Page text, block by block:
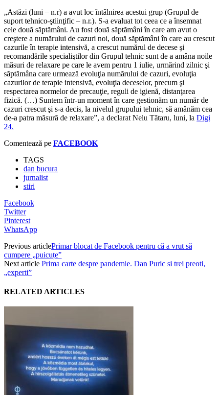
„Astăzi (luni – n.r) a avut loc întâlnirea acestui grup (Grupul de
suport tehnico-ştiinţific – n.r.). S-a evaluat tot ceea ce a însemnat
cele două săptămâni. Au fost două săptămâni în care am avut o
creştere a numărului de cazuri noi, două săptămâni în care au crescut
cazurile în terapie intensivă, a crescut numărul de decese şi
recomandările specialiştilor din Grupul tehnic sunt de a amâna noile
măsuri de relaxare pe care le avem pentru 1 iulie, urmărind zilnic şi
săptămâna care urmează evoluţia numărului de cazuri, evoluţia
cazurilor de terapie intensivă, evoluţia deceselor, precum şi
respectarea normelor de precauţie, reguli de igienă, distanţarea
fizică. (…) Suntem într-un moment în care gestionăm un număr de
cazuri crescut şi s-a decis, la nivelul grupului tehnic, să amânăm cea
de-a patra măsură de relaxare”, a declarat Nelu Tătaru, luni, la Digi
24.
Comentează pe FACEBOOK
TAGS
dan bucura
jurnalist
stiri
Facebook
Twitter
Pinterest
WhatsApp
Previous articlePrimar blocat de Facebook pentru că a vrut să
cumpere „puicuțe”
Next article Prima carte despre pandemie. Dan Puric si trei preoti,
„experti”
RELATED ARTICLES